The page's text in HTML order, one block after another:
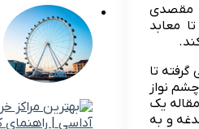
مقصدی
معابد
تا
نواز
یک
و به